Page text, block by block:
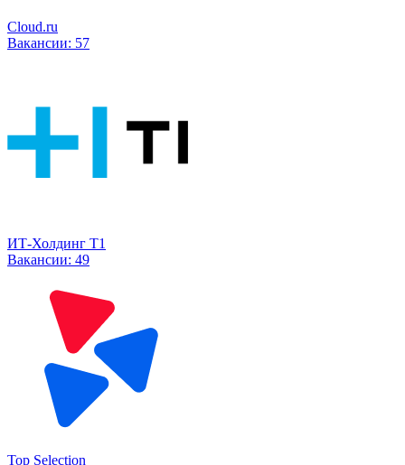
Cloud.ru
Вакансии: 57
ИТ-Холдинг Т1
Вакансии: 49
Top Selection